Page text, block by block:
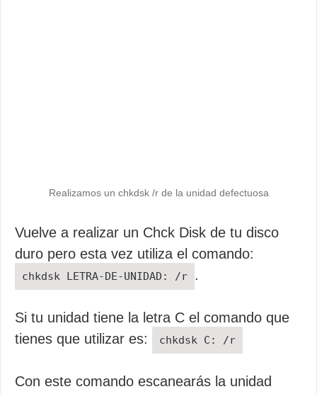
Realizamos un chkdsk /r de la unidad defectuosa
Vuelve a realizar un Chck Disk de tu disco
duro pero esta vez utiliza el comando:
chkdsk LETRA-DE-UNIDAD: /r .
Si tu unidad tiene la letra C el comando que
tienes que utilizar es:
chkdsk C: /r
Con este comando escanearás la unidad